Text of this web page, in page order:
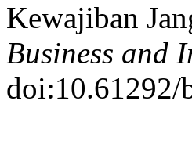
Kewajiban
Business and
doi:10.61292/